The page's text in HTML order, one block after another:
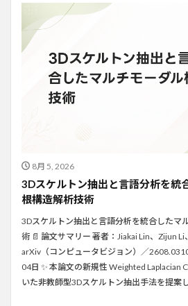
8月 5, 2026
3Dスケルトン抽出と言語分析を統
根構造解析技術
3Dスケルトン抽出と言語分析を統合したマ
術 📄 論文サマリー 著者：Jiakai Lin、Zijun Li
arXiv（コンピュータビジョン）／
04日 ✨ 本論文の新規性 Weighted Laplacian
いた非教師型3Dスケルトン抽出手法を提案